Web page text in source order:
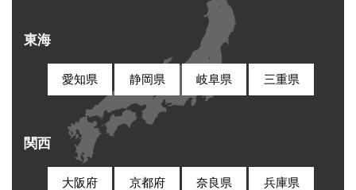
東海
愛知県 静岡県 岐阜県 三重県
関西
大阪府 京都府 奈良県 兵庫県